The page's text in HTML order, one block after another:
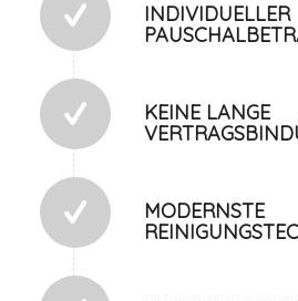
INDIVIDUELLER
KEINE LANGE
MODERNSTE